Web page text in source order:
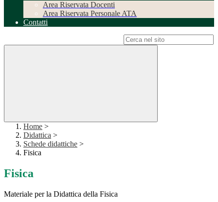
Area Riservata Docenti
Area Riservata Personale ATA
Contatti
Home >
Didattica >
Schede didattiche >
Fisica
Fisica
Materiale per la Didattica della Fisica